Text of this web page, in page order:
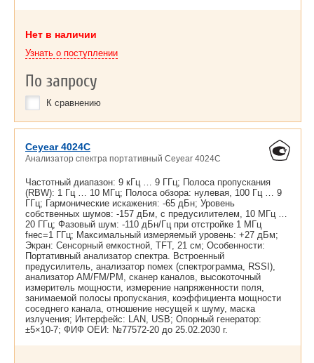
Нет в наличии
Узнать о поступлении
По запросу
К сравнению
Ceyear 4024C
Анализатор спектра портативный Ceyear 4024C
Частотный диапазон: 9 кГц … 9 ГГц; Полоса пропускания
(RBW): 1 Гц … 10 МГц; Полоса обзора: нулевая, 100 Гц … 9
ГГц; Гармонические искажения: -65 дБн; Уровень
собственных шумов: -157 дБм, с предусилителем, 10 МГц …
20 ГГц; Фазовый шум: -110 дБн/Гц при отстройке 1 МГц
fнес=1 ГГц; Максимальный измеряемый уровень: +27 дБм;
Экран: Сенсорный емкостной, TFT, 21 см; Особенности:
Портативный анализатор спектра. Встроенный
предусилитель, анализатор помех (спектрограмма, RSSI),
анализатор AM/FM/PM, сканер каналов, высокоточный
измеритель мощности, измерение напряженности поля,
занимаемой полосы пропускания, коэффициента мощности
соседнего канала, отношение несущей к шуму, маска
излучения; Интерфейс: LAN, USB; Опорный генератор:
±5×10-7; ФИФ ОЕИ: №77572-20 до 25.02.2030 г.